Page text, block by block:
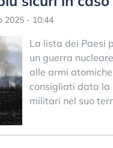
2025 - 10:44
La lista dei Paesi
un guerra
alle armi
consigliati data la
militari nel suo